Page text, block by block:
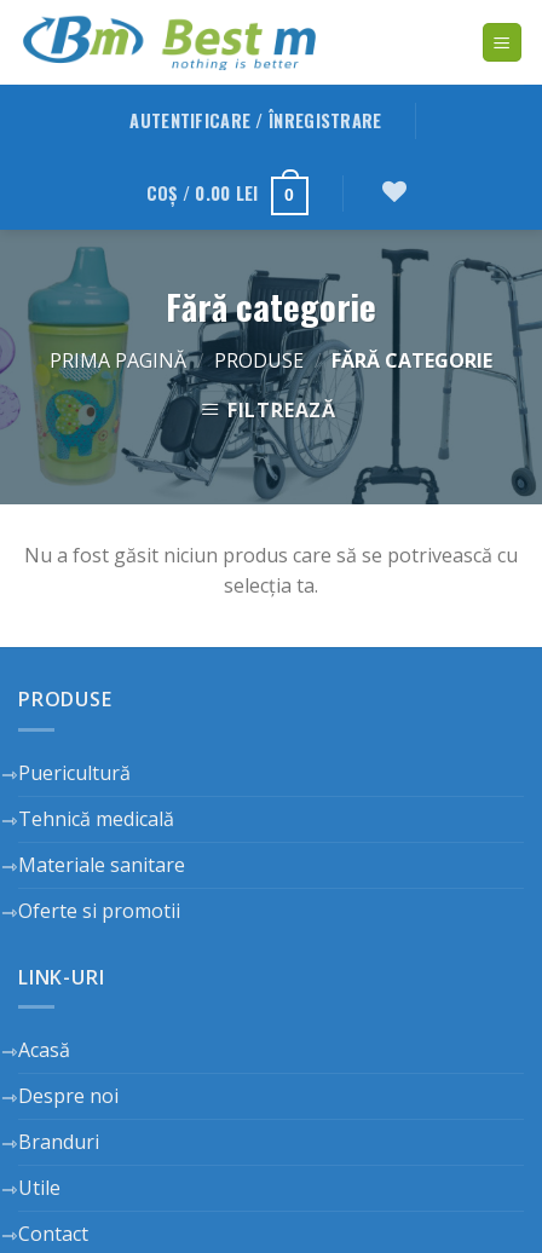
AUTENTIFICARE / ÎNREGISTRARE
COȘ / 0.00 LEI 0
Fără categorie
PRIMA PAGINĂ / PRODUSE / FĂRĂ CATEGORIE
FILTREAZĂ
Nu a fost găsit niciun produs care să se potrivească cu
selecția ta.
PRODUSE
Puericultură
Tehnică medicală
Materiale sanitare
Oferte si promotii
LINK-URI
Acasă
Despre noi
Branduri
Utile
Contact